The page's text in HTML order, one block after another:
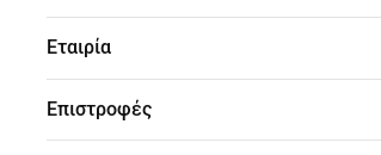
Εταιρία
Επιστροφές